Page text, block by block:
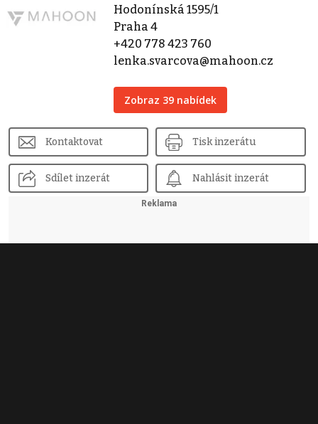
Hodonínská 1595/1
Praha 4
+420 778 423 760
lenka.svarcova@mahoon.cz
Zobraz 39 nabídek
Kontaktovat Tisk inzerátu
Sdílet inzerát Nahlásit inzerát